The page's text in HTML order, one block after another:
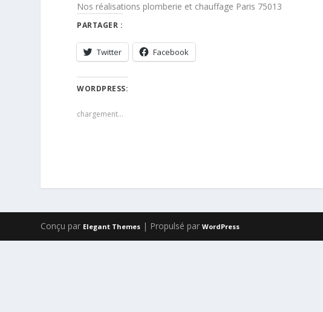
Nos réalisations plomberie et chauffage Paris 75013
PARTAGER :
Twitter Facebook
WORDPRESS:
chargement…
Conçu par Elegant Themes | Propulsé parWordPress